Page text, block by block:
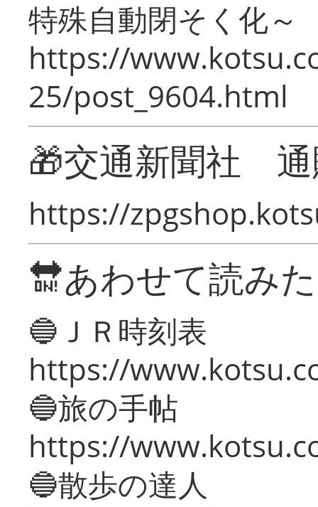
特殊自動閉そく化～
https://
25/post_9604.html
🎁交通新聞社
https://
🔛あわせて読み
🔵ＪＲ時刻表
https://
🔵旅の手帖
https://
🔵散歩の達人